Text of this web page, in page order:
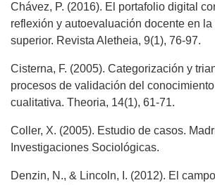
Chávez, P. (2016). El portafolio digital
reflexión y autoevaluación docente en
superior. Revista Aletheia, 9(1), 76-97.
Cisterna, F. (2005). Categorización y
procesos de validación del
cualitativa. Theoria, 14(1), 61-71.
Coller, X. (2005). Estudio de casos.
Investigaciones Sociológicas.
Denzin, N., & Lincoln, I. (2012). El